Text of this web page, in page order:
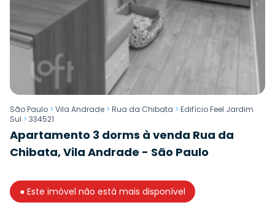
São Paulo > Vila Andrade > Rua da Chibata > Edifício Feel Jardim
Sul > 334521
Apartamento 3 dorms à venda Rua da
Chibata, Vila Andrade - São Paulo
● Este imóvel não está mais disponível